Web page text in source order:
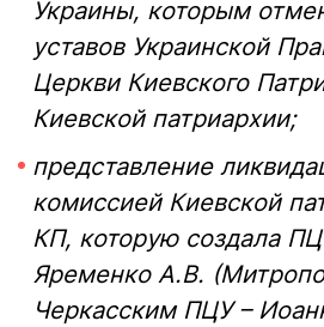
Украины, которым
уставов Украинской
Церкви Киевского
Киевской патриархии;
представление
комиссией Киевской
КП, которую создала
Яременко А.В.
Черкасским ПЦУ –